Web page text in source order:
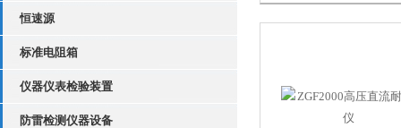
恒速源
标准电阻箱
仪器仪表检验装置
防雷检测仪器设备